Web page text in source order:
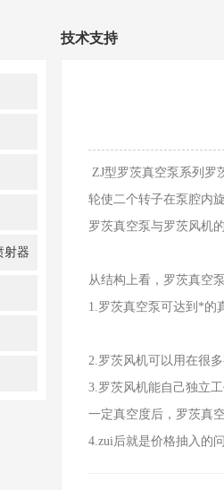
射器
技术支持
ZJ型罗茨真空泵系列罗
轮使二个转子在泵腔内
罗茨真空泵与罗茨风机
从结构上看，罗茨真空
1.罗茨真空泵可达到*
2.罗茨风机可以用在很
3.罗茨风机能自己独立
一定真空度后，罗茨真
4.zui后就是价格抽入的